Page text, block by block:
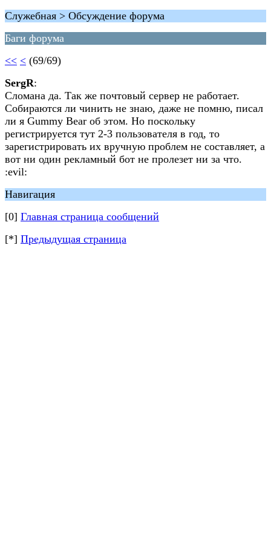
Служебная > Обсуждение форума
Баги форума
<< < (69/69)
SergR:
Сломана да. Так же почтовый сервер не работает.
Собираются ли чинить не знаю, даже не помню, писал
ли я Gummy Bear об этом. Но поскольку
регистрируется тут 2-3 пользователя в год, то
зарегистрировать их вручную проблем не составляет, а
вот ни один рекламный бот не пролезет ни за что.
:evil:
Навигация
[0] Главная страница сообщений
[*] Предыдущая страница